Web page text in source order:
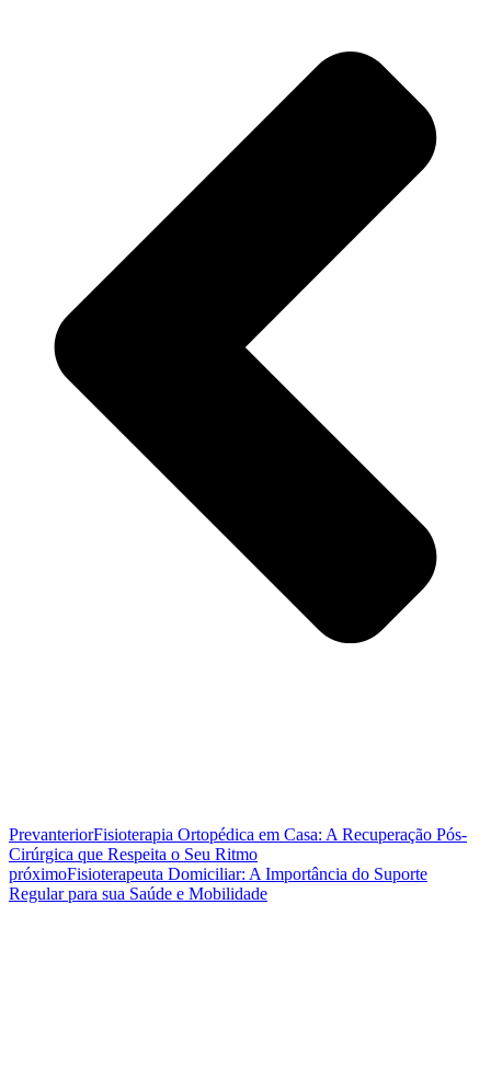
PrevanteriorFisioterapia Ortopédica em Casa: A Recuperação Pós-
Cirúrgica que Respeita o Seu Ritmo
próximoFisioterapeuta Domiciliar: A Importância do Suporte
Regular para sua Saúde e Mobilidade